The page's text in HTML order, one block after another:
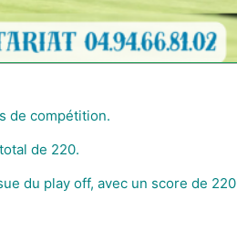
de compétition.
de 220.
du play off, avec un score de 220